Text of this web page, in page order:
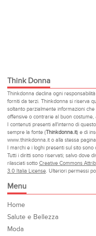
Think Donna
Thinkdonna declina ogni
forniti da terzi. Thinkdonna si riserva
soltanto parzialmente informazioni
offensive o contrarie al buon
I contenuti presenti all'interno di
sempre la fonte (Thinkdonna.it) e di
www.thinkdonna.it o alla stessa
I marchi e i loghi presenti sul sito
Tutti i diritti sono riservati; salvo dove
rilasciati sotto Creative Commons
3.0 Italia License. Ulteriori permessi
Menu
Home
Salute e Bellezza
Moda